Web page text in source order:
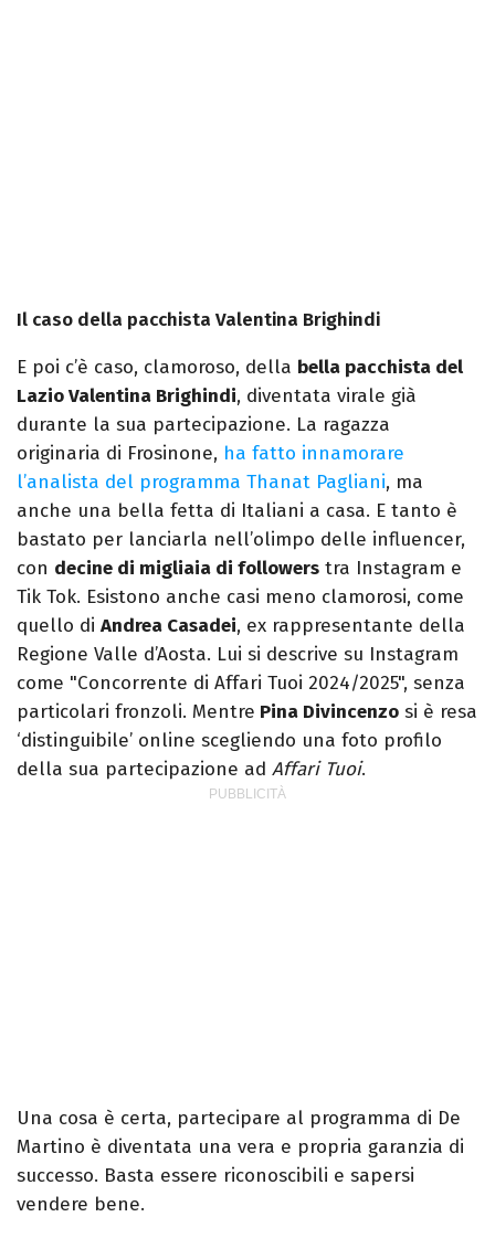
Il caso della pacchista Valentina Brighindi
E poi c’è caso, clamoroso, della bella pacchista del
Lazio Valentina Brighindi, diventata virale già
durante la sua partecipazione. La ragazza
originaria di Frosinone, ha fatto innamorare
l’analista del programma Thanat Pagliani, ma
anche una bella fetta di Italiani a casa. E tanto è
bastato per lanciarla nell’olimpo delle influencer,
con decine di migliaia di followers tra Instagram e
Tik Tok. Esistono anche casi meno clamorosi, come
quello di Andrea Casadei, ex rappresentante della
Regione Valle d’Aosta. Lui si descrive su Instagram
come "Concorrente di Affari Tuoi 2024/2025", senza
particolari fronzoli. Mentre Pina Divincenzo si è resa
‘distinguibile’ online scegliendo una foto profilo
della sua partecipazione ad Affari Tuoi.
Una cosa è certa, partecipare al programma di De
Martino è diventata una vera e propria garanzia di
successo. Basta essere riconoscibili e sapersi
vendere bene.